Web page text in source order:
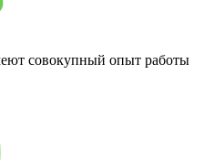
совокупный опыт работы